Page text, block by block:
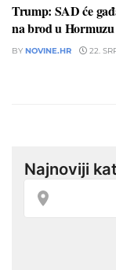
Trump: SAD će
na brod u Hormuzu
BY NOVINE.HR 22.